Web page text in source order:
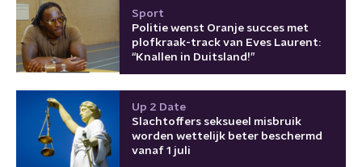
Sport
Politie wenst Oranje succes met
plofkraak-track van Eves Laurent:
“Knallen in Duitsland!”
Up 2 Date
Slachtoffers seksueel misbruik
worden wettelijk beter beschermd
vanaf 1 juli